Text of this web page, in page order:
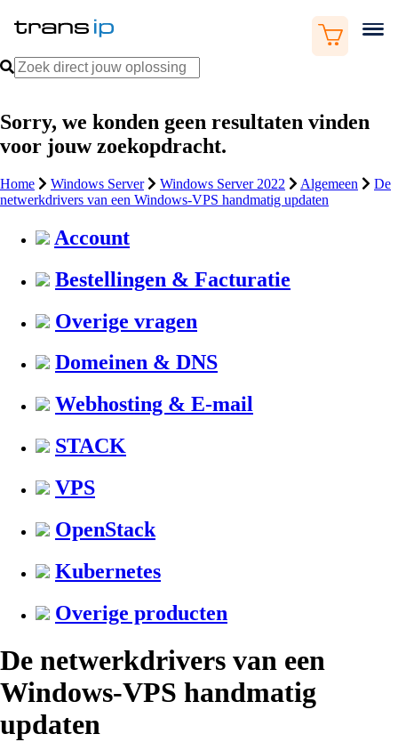
Sorry, we konden geen resultaten vinden
voor jouw zoekopdracht.
Home Windows Server Windows Server 2022 Algemeen
De
netwerkdrivers van een Windows-VPS handmatig updaten
Account
Bestellingen & Facturatie
Overige vragen
Domeinen & DNS
Webhosting & E-mail
STACK
VPS
OpenStack
Kubernetes
Overige producten
De netwerkdrivers van een
Windows-VPS handmatig
updaten